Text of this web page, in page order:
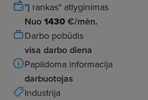
"Į rankas" atlyginimas
Nuo 1430 €/mėn.
Darbo pobūdis
visa darbo diena
Papildoma informacija
darbuotojas
Industrija